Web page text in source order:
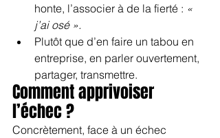
honte, l’associer à de la fierté : «
j’ai osé ».
Plutôt que d’en faire un tabou en
entreprise, en parler ouvertement,
partager, transmettre.
Comment apprivoiser
l’échec ?
Concrètement, face à un échec